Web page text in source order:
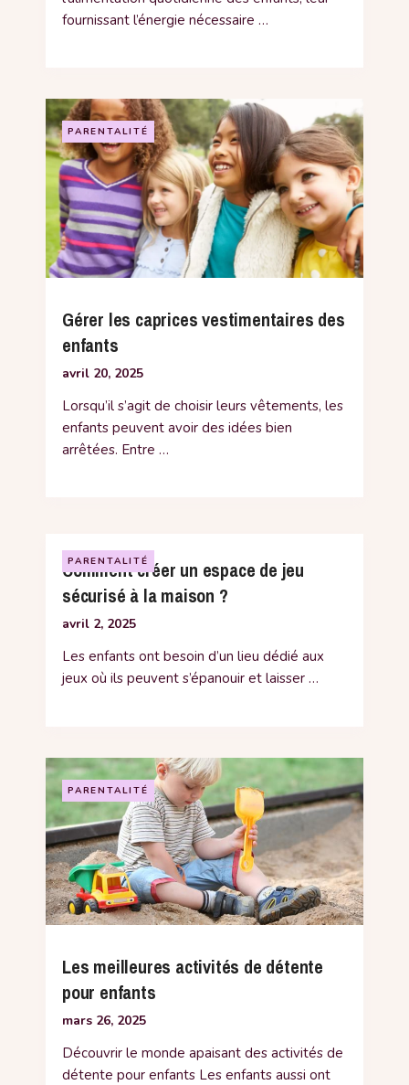
fournissant l’énergie nécessaire …
PARENTALITÉ
Gérer les caprices vestimentaires des
enfants
avril 20, 2025
Lorsqu’il s’agit de choisir leurs vêtements, les
enfants peuvent avoir des idées bien
arrêtées. Entre …
PARENTALITÉ
Comment créer un espace de jeu
sécurisé à la maison ?
avril 2, 2025
Les enfants ont besoin d’un lieu dédié aux
jeux où ils peuvent s’épanouir et laisser …
PARENTALITÉ
Les meilleures activités de détente
pour enfants
mars 26, 2025
Découvrir le monde apaisant des activités de
détente pour enfants Les enfants aussi ont